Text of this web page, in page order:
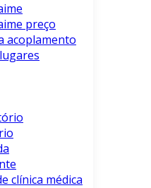
preço
acoplamento
clínica médica